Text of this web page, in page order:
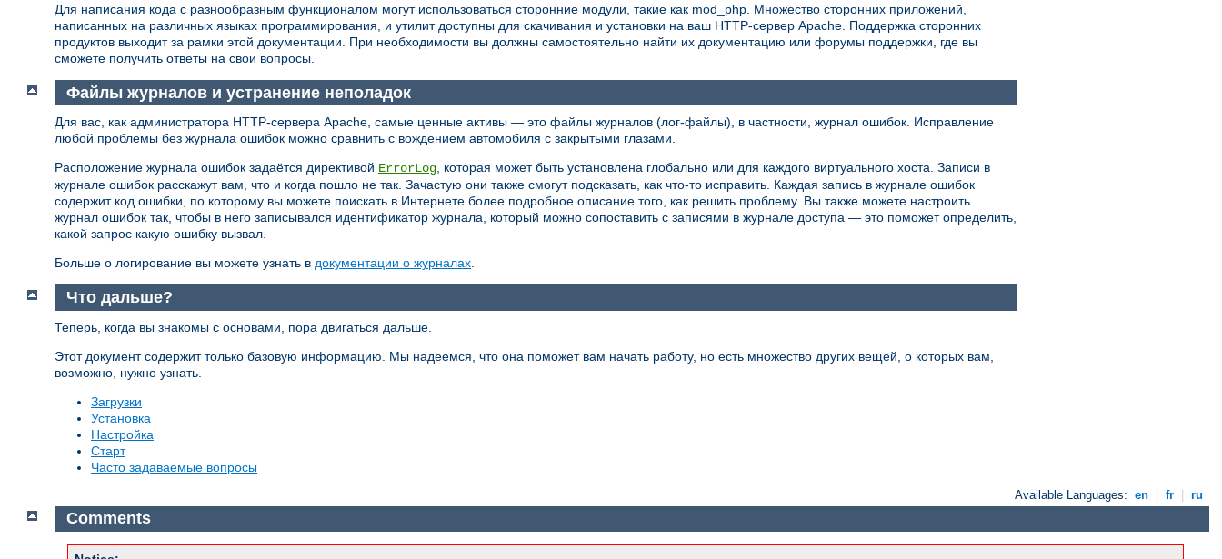
Для написания кода с разнообразным функционалом могут использоваться сторонние модули, такие как mod_php. Множество сторонних приложений,
написанных на различных языках программирования, и утилит доступны для скачивания и установки на ваш HTTP-сервер Apache. Поддержка сторонних
продуктов выходит за рамки этой документации. При необходимости вы должны самостоятельно найти их документацию или форумы поддержки, где вы
сможете получить ответы на свои вопросы.
Файлы журналов и устранение неполадок
Для вас, как администратора HTTP-сервера Apache, самые ценные активы — это файлы журналов (лог-файлы), в частности, журнал ошибок. Исправление
любой проблемы без журнала ошибок можно сравнить с вождением автомобиля с закрытыми глазами.
Расположение журнала ошибок задаётся директивой ErrorLog, которая может быть установлена глобально или для каждого виртуального хоста. Записи в
журнале ошибок расскажут вам, что и когда пошло не так. Зачастую они также смогут подсказать, как что-то исправить. Каждая запись в журнале ошибок
содержит код ошибки, по которому вы можете поискать в Интернете более подробное описание того, как решить проблему. Вы также можете настроить
журнал ошибок так, чтобы в него записывался идентификатор журнала, который можно сопоставить с записями в журнале доступа — это поможет определить,
какой запрос какую ошибку вызвал.
Больше о логирование вы можете узнать в документации о журналах.
Что дальше?
Теперь, когда вы знакомы с основами, пора двигаться дальше.
Этот документ содержит только базовую информацию. Мы надеемся, что она поможет вам начать работу, но есть множество других вещей, о которых вам,
возможно, нужно узнать.
Загрузки
Установка
Настройка
Старт
Часто задаваемые вопросы
Available Languages: en | fr | ru
Comments